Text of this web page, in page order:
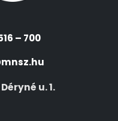
– 700
u. 1.